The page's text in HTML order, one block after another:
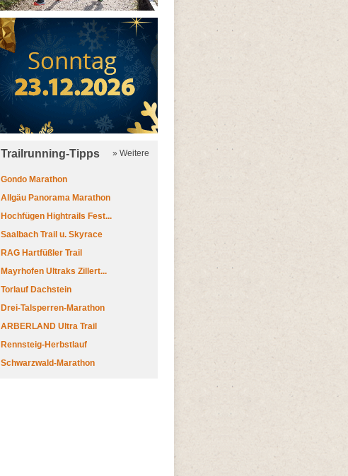
Trailrunning-Tipps » Weitere
Gondo Marathon
Allgäu Panorama Marathon
Hochfügen Hightrails Fest...
Saalbach Trail u. Skyrace
RAG Hartfüßler Trail
Mayrhofen Ultraks Zillert...
Torlauf Dachstein
Drei-Talsperren-Marathon
ARBERLAND Ultra Trail
Rennsteig-Herbstlauf
Schwarzwald-Marathon